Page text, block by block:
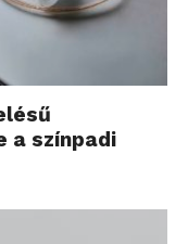
a színpadi